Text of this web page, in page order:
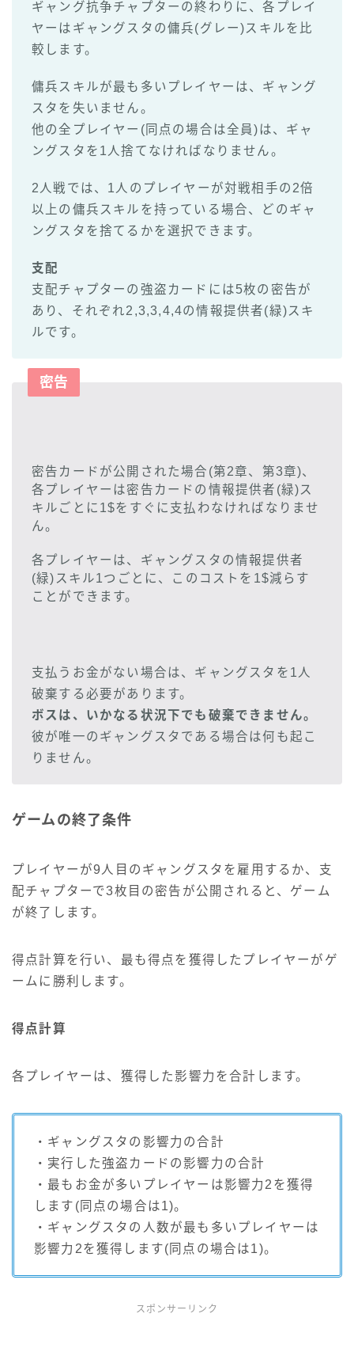
ギャング抗争チャプターの終わりに、各プレイ
ヤーはギャングスタの傭兵(グレー)スキルを比
較します。
傭兵スキルが最も多いプレイヤーは、ギャング
スタを失いません。
他の全プレイヤー(同点の場合は全員)は、ギャ
ングスタを1人捨てなければなりません。
2人戦では、1人のプレイヤーが対戦相手の2倍
以上の傭兵スキルを持っている場合、どのギャ
ングスタを捨てるかを選択できます。
支配
支配チャプターの強盗カードには5枚の密告が
あり、それぞれ2,3,3,4,4の情報提供者(緑)スキ
ルです。
密告
密告カードが公開された場合(第2章、第3章)、
各プレイヤーは密告カードの情報提供者(緑)ス
キルごとに1$をすぐに支払わなければなりませ
ん。
各プレイヤーは、ギャングスタの情報提供者
(緑)スキル1つごとに、このコストを1$減らす
ことができます。
支払うお金がない場合は、ギャングスタを1人
破棄する必要があります。
ボスは、いかなる状況下でも破棄できません。
彼が唯一のギャングスタである場合は何も起こ
りません。
ゲームの終了条件
プレイヤーが9人目のギャングスタを雇用するか、支
配チャプターで3枚目の密告が公開されると、ゲーム
が終了します。
得点計算を行い、最も得点を獲得したプレイヤーがゲ
ームに勝利します。
得点計算
各プレイヤーは、獲得した影響力を合計します。
・ギャングスタの影響力の合計
・実行した強盗カードの影響力の合計
・最もお金が多いプレイヤーは影響力2を獲得
します(同点の場合は1)。
・ギャングスタの人数が最も多いプレイヤーは
影響力2を獲得します(同点の場合は1)。
スポンサーリンク